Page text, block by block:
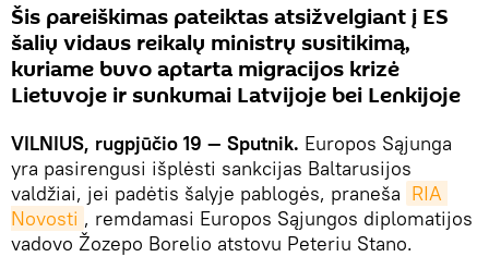
Šis pareiškimas pateiktas atsižvelgiant į ES
šalių vidaus reikalų ministrų susitikimą,
kuriame buvo aptarta migracijos krizė
Lietuvoje ir sunkumai Latvijoje bei Lenkijoje
VILNIUS, rugpjūčio 19 — Sputnik. Europos Sąjunga
yra pasirengusi išplėsti sankcijas Baltarusijos
valdžiai, jei padėtis šalyje pablogės, praneša RIA
Novosti , remdamasi Europos Sąjungos diplomatijos
vadovo Žozepo Borelio atstovu Peteriu Stano.